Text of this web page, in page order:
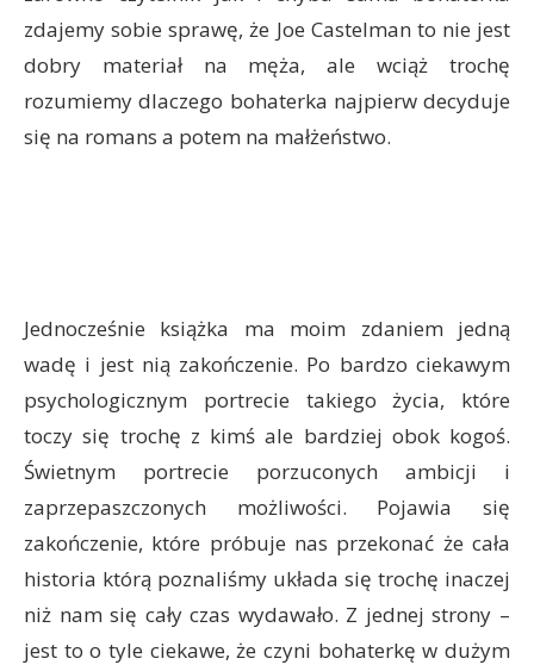
zdajemy sobie sprawę, że Joe Castelman to nie jest
dobry materiał na męża, ale wciąż trochę
rozumiemy dlaczego bohaterka najpierw decyduje
się na romans a potem na małżeństwo.
Jednocześnie książka ma moim zdaniem jedną
wadę i jest nią zakończenie. Po bardzo ciekawym
psychologicznym portrecie takiego życia, które
toczy się trochę z kimś ale bardziej obok kogoś.
Świetnym portrecie porzuconych ambicji i
zaprzepaszczonych możliwości. Pojawia się
zakończenie, które próbuje nas przekonać że cała
historia którą poznaliśmy układa się trochę inaczej
niż nam się cały czas wydawało. Z jednej strony –
jest to o tyle ciekawe, że czyni bohaterkę w dużym